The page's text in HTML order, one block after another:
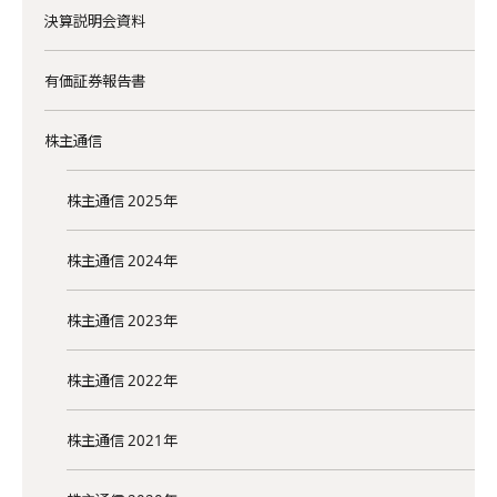
決算説明会資料
有価証券報告書
株主通信
株主通信 2025年
株主通信 2024年
株主通信 2023年
株主通信 2022年
株主通信 2021年